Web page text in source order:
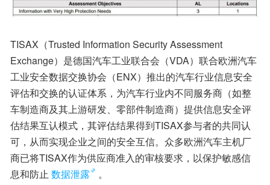
TISAX（Trusted Information Security Assessment
Exchange）是德国汽车工业联合会（VDA）联合欧洲汽车
工业安全数据交换协会（ENX）推出的汽车行业信息安全
评估和交换的认证体系，为汽车行业内不同服务商（如整
车制造商及其上游研发、零部件制造商）提供信息安全评
估结果互认模式，其评估结果得到TISAX参与者的共同认
可，从而实现企业之间的安全互信。众多欧洲汽车主机厂
商已将TISAX作为供应商准入的审核要求，以保护敏感信
息和防止 数据泄露 。